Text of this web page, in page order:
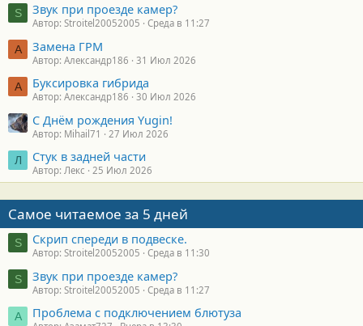
S Звук при проезде камер?
Автор: Stroitel20052005 Среда в 11:27
А Замена ГРМ
Автор: Александр186 31 Июл 2026
А Буксировка гибрида
Автор: Александр186 30 Июл 2026
С Днём рождения Yugin!
Автор: Mihail71 27 Июл 2026
Л Стук в задней части
Автор: Лекс 25 Июл 2026
Самое читаемое за 5 дней
S Скрип спереди в подвеске.
Автор: Stroitel20052005 Среда в 11:30
S Звук при проезде камер?
Автор: Stroitel20052005 Среда в 11:27
А Проблема с подключением блютуза